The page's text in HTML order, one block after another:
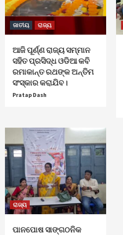
ଜାତୀୟ ରାଜ୍ୟ
ଆଜି ପୂର୍ଣ୍ଣ ରାଜ୍ୟ ସମ୍ମାନ
ସହିତ ପ୍ରସିଦ୍ଧ ଓଡିଆ କବି
ରମାକାନ୍ତ ରଥଙ୍କ ଅନ୍ତିମ
ସଂସ୍କାର କରାଯିବ।
Pratap Dash
ରାଜ୍ୟ
ପାନପୋଷ ସାଙ୍ଗଠନିକ